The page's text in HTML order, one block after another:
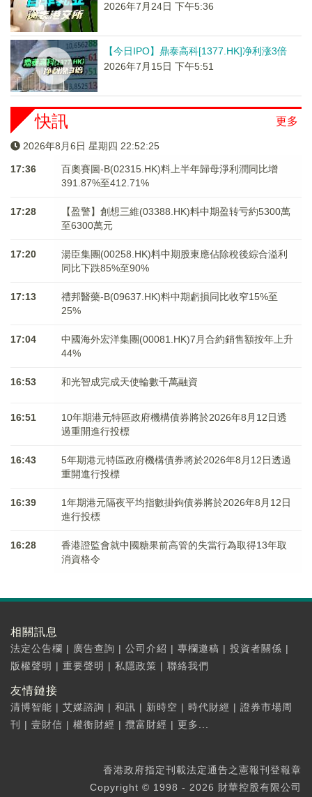
2026年7月24日 下午5:36
【今日IPO】鼎泰高科[1377.HK]净利涨3倍
2026年7月15日 下午5:51
更多
快訊
2026年8月6日 星期四 22:52:25
17:36
百奧賽圖-B(02315.HK)料上半年歸母淨利潤同比增
391.87%至412.71%
17:28
【盈警】創想三維(03388.HK)料中期盈转亏約5300萬
至6300萬元
17:20
湯臣集團(00258.HK)料中期股東應佔除稅後綜合溢利
同比下跌85%至90%
17:13
禮邦醫藥-B(09637.HK)料中期虧損同比收窄15%至
25%
17:04
中國海外宏洋集團(00081.HK)7月合約銷售額按年上升
44%
16:53 和光智成完成天使輪數千萬融資
16:51
10年期港元特區政府機構債券將於2026年8月12日透
過重開進行投標
16:43
5年期港元特區政府機構債券將於2026年8月12日透過
重開進行投標
16:39
1年期港元隔夜平均指數掛鉤債券將於2026年8月12日
進行投標
16:28
香港證監會就中國糖果前高管的失當行為取得13年取
消資格令
相關訊息
法定公告欄 | 廣告查詢 | 公司介紹 | 專欄邀稿 | 投資者關係 |
版權聲明 | 重要聲明 | 私隱政策 | 聯絡我們
友情鏈接
清博智能 | 艾媒諮詢 | 和訊 | 新時空 | 時代財經 | 證券市場周
刊
| 壹財信 | 權衡財經 | 攬富財經 | 更多...
香港政府指定刊載法定通告之憲報刊登報章
Copyright © 1998 - 2026 財華控股有限公司